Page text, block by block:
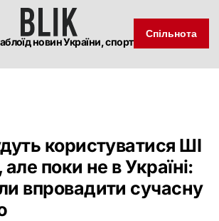
новин України, спорт
Спільнота
користуватися ШІ
поки не в Україні:
впровадити сучасну